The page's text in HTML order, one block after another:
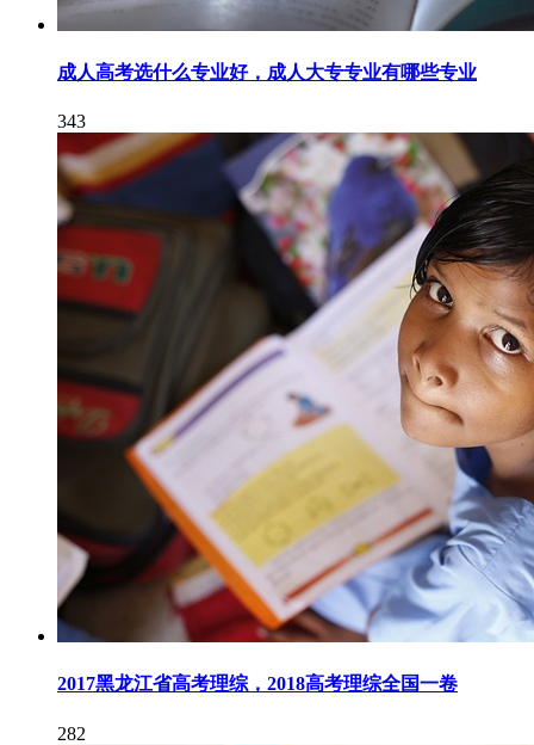
成人高考选什么专业好，成人大专专业有哪些专业
343
2017黑龙江省高考理综，2018高考理综全国一卷
282